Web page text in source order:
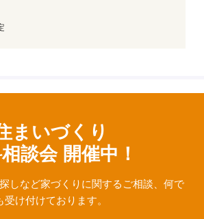
まいづくり
談会 開催中！
しなど家づくりに関するご相談、 何で
受け付けております。